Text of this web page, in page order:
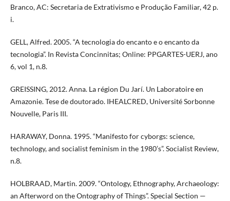
Branco, AC: Secretaria de Extrativismo e Produção Familiar, 42 p.
i.
GELL, Alfred. 2005. “A tecnologia do encanto e o encanto da
tecnologia”. In Revista Concinnitas; Online: PPGARTES-UERJ, ano
6, vol 1, n.8.
GREISSING, 2012. Anna. La région Du Jarí. Un Laboratoire en
Amazonie. Tese de doutorado. IHEALCRED, Université Sorbonne
Nouvelle, Paris III.
HARAWAY, Donna. 1995. “Manifesto for cyborgs: science,
technology, and socialist feminism in the 1980’s”. Socialist Review,
n.8.
HOLBRAAD, Martin. 2009. “Ontology, Ethnography, Archaeology:
an Afterword on the Ontography of Things”. Special Section —